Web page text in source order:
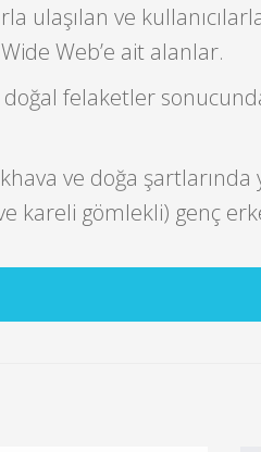
ulaşılan ve
Web’e ait alanlar.
felaketler
ve doğa şartlarında
kareli gömlekli) genç